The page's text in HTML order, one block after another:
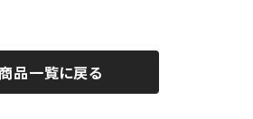
商品一覧に戻る